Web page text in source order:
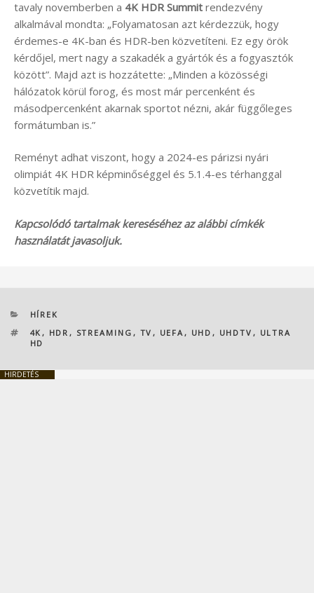
tavaly novemberben a 4K HDR Summit rendezvény
alkalmával mondta: „Folyamatosan azt kérdezzük, hogy
érdemes-e 4K-ban és HDR-ben közvetíteni. Ez egy örök
kérdőjel, mert nagy a szakadék a gyártók és a fogyasztók
között”. Majd azt is hozzátette: „Minden a közösségi
hálózatok körül forog, és most már percenként és
másodpercenként akarnak sportot nézni, akár függőleges
formátumban is.”
Reményt adhat viszont, hogy a 2024-es párizsi nyári
olimpiát 4K HDR képminőséggel és 5.1.4-es térhanggal
közvetítik majd.
Kapcsolódó tartalmak kereséséhez az alábbi címkék
használatát javasoljuk.
KATEGÓRIÁK
HÍREK
CÍMKÉK
4K , HDR , STREAMING , TV , UEFA, UHD , UHDTV , ULTRA
HD
HIRDETÉS